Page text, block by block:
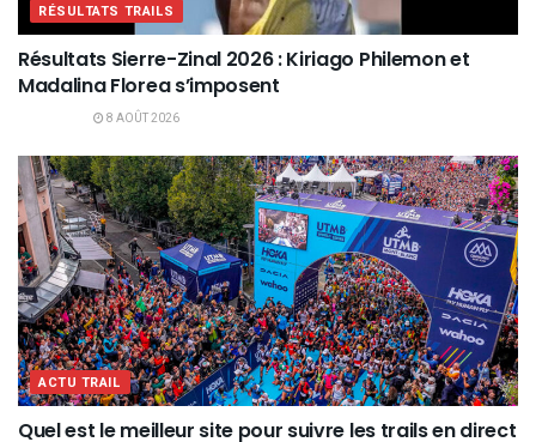
RÉSULTATS TRAILS
Résultats Sierre-Zinal 2026 : Kiriago Philemon et
Madalina Florea s’imposent
8 AOÛT 2026
ACTU TRAIL
Quel est le meilleur site pour suivre les trails en direct